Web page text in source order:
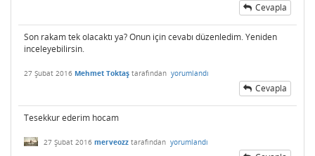
Cevapla
Son rakam tek olacaktı ya? Onun için cevabı düzenledim. Yeniden
inceleyebilirsin.
27 Şubat 2016 Mehmet Toktaş tarafından yorumlandı
Cevapla
Tesekkur ederim hocam
27 Şubat 2016 merveozz tarafından yorumlandı